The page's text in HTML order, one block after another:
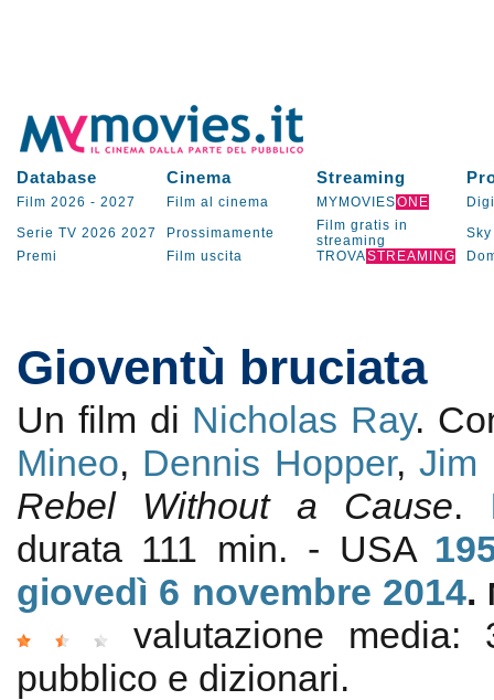
Database Cinema Streaming
Film 2026 - 2027 Film al cinema MYMOVIESONE
Serie TV 2026 2027 Prossimamente
Film gratis in
streaming
Sky
Premi
Film uscita TROVASTREAMING
Gioventù bruciata
Un film di Nicholas Ray.
Mineo, Dennis Hopper,Jim
Rebel Without a Cause.
durata 111 min. - USA
giovedì 6 novembre 2014.
valutazione media:
pubblico e dizionari.